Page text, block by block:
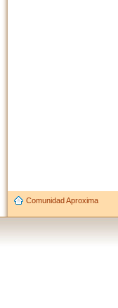
Comunidad Aproxima